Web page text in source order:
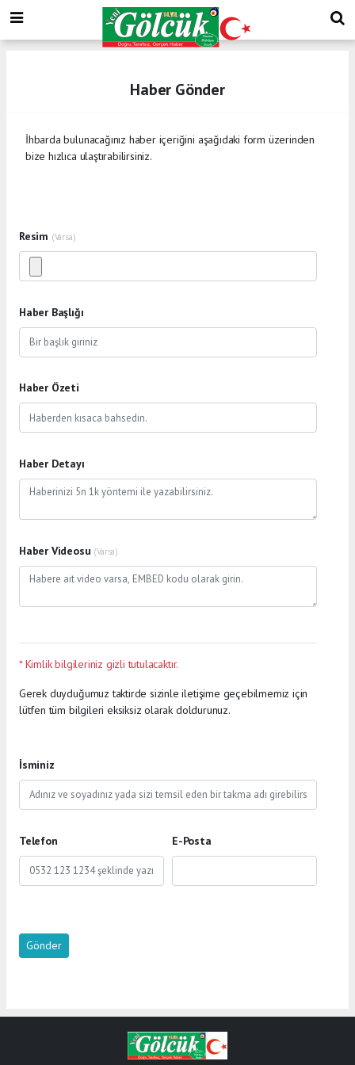
Haber Gönder
İhbarda bulunacağınız haber içeriğini aşağıdaki form üzerinden
bize hızlıca ulaştırabilirsiniz.
Resim (Varsa)
Haber Başlığı
Haber Özeti
Haber Detayı
Haber Videosu (Varsa)
* Kimlik bilgileriniz gizli tutulacaktır.
Gerek duyduğumuz taktirde sizinle iletişime geçebilmemiz için
lütfen tüm bilgileri eksiksiz olarak doldurunuz.
İsminiz
Telefon E-Posta
Gönder